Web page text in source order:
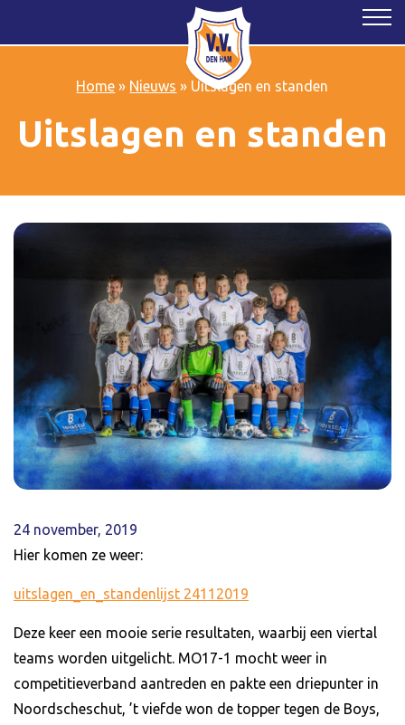
Home » Nieuws » Uitslagen en standen
Uitslagen en standen
24 november, 2019
Hier komen ze weer:
uitslagen_en_standenlijst 24112019
Deze keer een mooie serie resultaten, waarbij een viertal
teams worden uitgelicht. MO17-1 mocht weer in
competitieverband aantreden en pakte een driepunter in
Noordscheschut, ’t viefde won de topper tegen de Boys,